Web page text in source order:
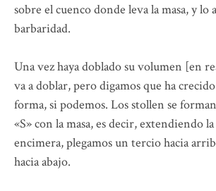
sobre el cuenco donde leva la masa, y lo
barbaridad.
Una vez haya doblado su volumen [en
va a doblar, pero digamos que ha
forma, si podemos. Los stollen se
«S» con la masa, es decir, extendiendo la
encimera, plegamos un tercio hacia
hacia abajo.